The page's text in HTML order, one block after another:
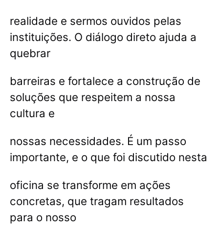
realidade e sermos ouvidos pelas
instituições. O diálogo direto ajuda a
quebrar
barreiras e fortalece a construção de
soluções que respeitem a nossa
cultura e
nossas necessidades. É um passo
importante, e o que foi discutido nesta
oficina se transforme em ações
concretas, que tragam resultados
para o nosso